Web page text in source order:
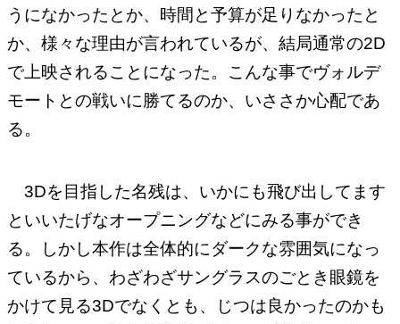
うになかったとか、時間と予算が足りなかったと
か、様々な理由が言われているが、結局通常の2D
で上映されることになった。こんな事でヴォルデ
モートとの戦いに勝てるのか、いささか心配であ
る。
3Dを目指した名残は、いかにも飛び出してます
といいたげなオープニングなどにみる事ができ
る。しかし本作は全体的にダークな雰囲気になっ
ているから、わざわざサングラスのごとき眼鏡を
かけて見る3Dでなくとも、じつは良かったのかも